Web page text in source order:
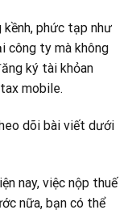
kềnh, phức tạp như
công ty mà không
ký tài khỏan
mobile.
dõi bài viết dưới